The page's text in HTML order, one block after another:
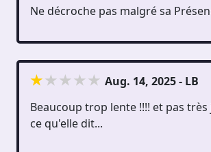
Ne décroche pas malgré sa
Aug. 14, 2025 - LB
Beaucoup trop lente !!!! et pas très
ce qu'elle dit...